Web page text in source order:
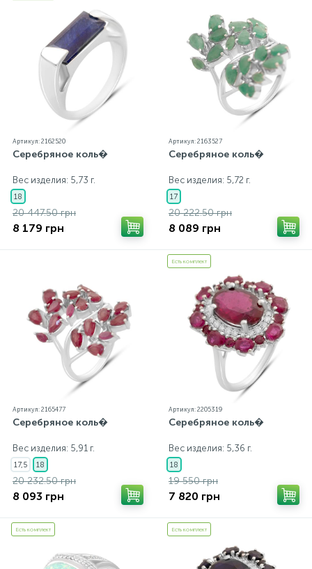
Артикул: 2162520
Серебряное коль�
Вес изделия: 5,73 г.
18
20 447.50 грн
8 179 грн
Артикул: 2163527
Серебряное коль�
Вес изделия: 5,72 г.
17
20 222.50 грн
8 089 грн
Артикул: 2165477
Серебряное коль�
Вес изделия: 5,91 г.
17,5 18
20 232.50 грн
8 093 грн
Есть комплект
Артикул: 2205319
Серебряное коль�
Вес изделия: 5,36 г.
18
19 550 грн
7 820 грн
Есть комплект Есть комплект